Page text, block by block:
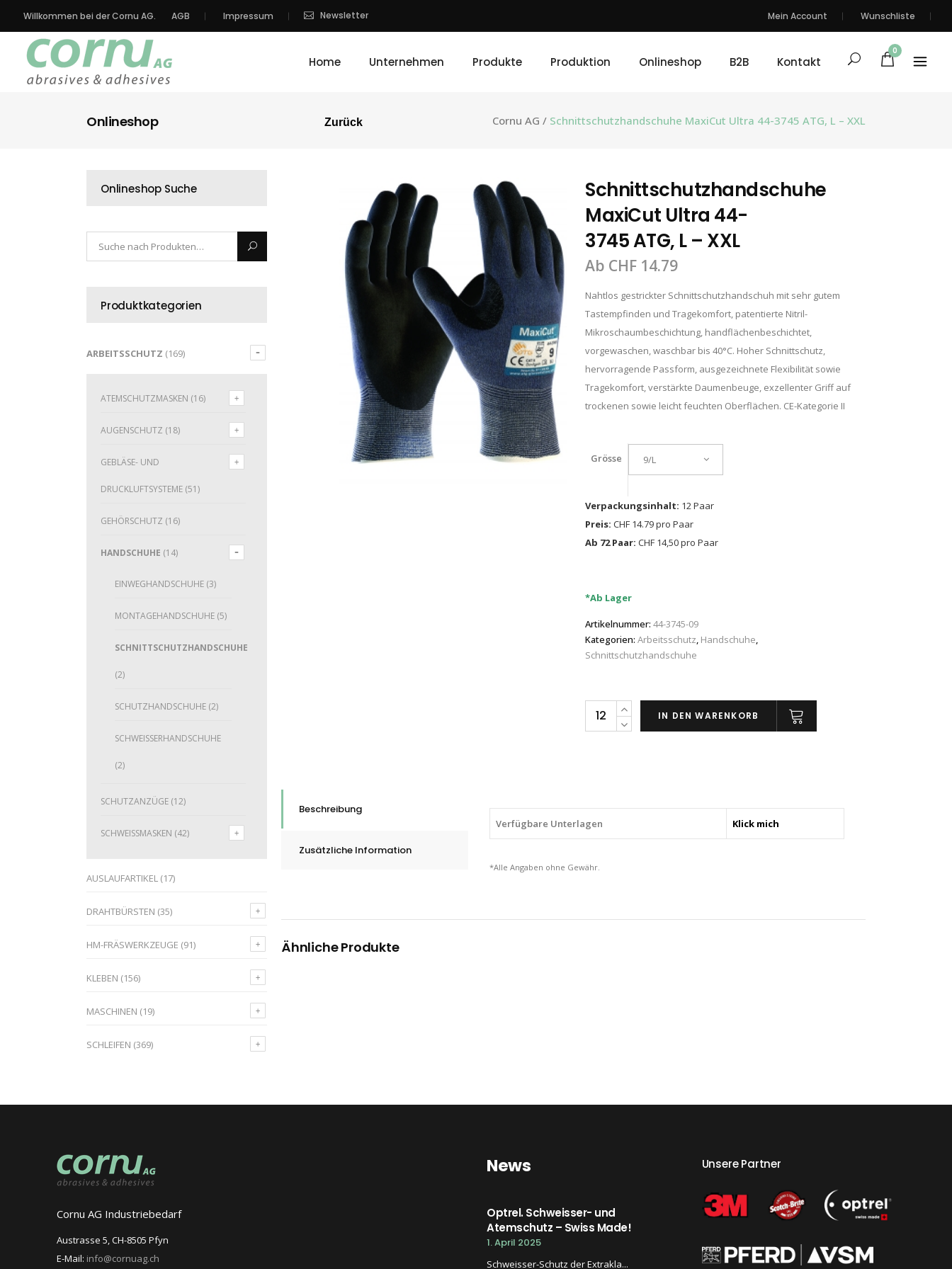
Willkommen bei der Cornu AG. AGB Impressum Newsletter Mein Account Wunschliste
Home Unternehmen Produkte Produktion Onlineshop B2B Kontakt
0
Onlineshop Cornu AG / Schnittschutzhandschuhe MaxiCut Ultra 44-3745 ATG, L – XXL
Zurück
Onlineshop Suche
Produktkategorien
ARBEITSSCHUTZ (169)
ATEMSCHUTZMASKEN (16)
AUGENSCHUTZ (18)
GEBLÄSE- UND
DRUCKLUFTSYSTEME (51)
GEHÖRSCHUTZ (16)
HANDSCHUHE (14)
EINWEGHANDSCHUHE (3)
MONTAGEHANDSCHUHE (5)
SCHNITTSCHUTZHANDSCHUHE
(2)
SCHUTZHANDSCHUHE (2)
SCHWEISSERHANDSCHUHE
(2)
SCHUTZANZÜGE (12)
SCHWEISSMASKEN (42)
AUSLAUFARTIKEL (17)
DRAHTBÜRSTEN (35)
HM-FRÄSWERKZEUGE (91)
KLEBEN (156)
MASCHINEN (19)
SCHLEIFEN (369)
Schnittschutzhandschuhe
MaxiCut Ultra 44-
3745 ATG, L – XXL
Ab CHF 14.79
Nahtlos gestrickter Schnittschutzhandschuh mit sehr gutem
Tastempfinden und Tragekomfort, patentierte Nitril-
Mikroschaumbeschichtung, handflächenbeschichtet,
vorgewaschen, waschbar bis 40°C. Hoher Schnittschutz,
hervorragende Passform, ausgezeichnete Flexibilität sowie
Tragekomfort, verstärkte Daumenbeuge, exzellenter Griff auf
trockenen sowie leicht feuchten Oberflächen. CE-Kategorie II
Grösse 9/L
Verpackungsinhalt: 12 Paar
Preis: CHF 14.79 pro Paar
Ab 72 Paar: CHF 14,50 pro Paar
*Ab Lager
Artikelnummer: 44-3745-09
Kategorien: Arbeitsschutz, Handschuhe,
Schnittschutzhandschuhe
Schnittschutzhandschuhe
L
-
quantity
IN DEN WARENKORB
Beschreibung
Zusätzliche Information
Verfügbare Unterlagen Klick mich
*Alle Angaben ohne Gewähr.
Ähnliche Produkte
Cornu AG Industriebedarf
Austrasse 5, CH-8505 Pfyn
E-Mail: info@cornuag.ch
News
Optrel. Schweisser- und
Atemschutz – Swiss Made!
1. April 2025
Schweisser-Schutz der Extrakla...
Unsere Partner